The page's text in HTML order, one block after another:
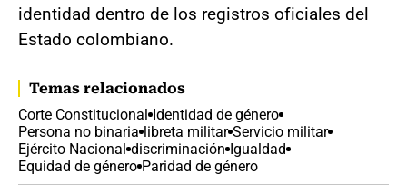
identidad dentro de los registros oficiales del
Estado colombiano.
Temas relacionados
Corte Constitucional Identidad de género
Persona no binaria libreta militar Servicio militar
Ejército Nacional discriminación Igualdad
Equidad de género Paridad de género